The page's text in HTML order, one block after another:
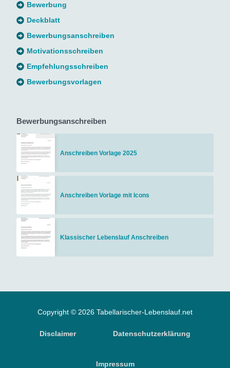
Bewerbung
Deckblatt
Bewerbungsanschreiben
Motivationsschreiben
Empfehlungsschreiben
Bewerbungsvorlagen
Bewerbungsanschreiben
Anschreiben Vorlage 2025
Anschreiben Vorlage mit Icons
Klassischer Lebenslauf Anschreiben
Copyright © 2026 Tabellarischer-Lebenslauf.net
Disclaimer Datenschutzerklärung
Impressum